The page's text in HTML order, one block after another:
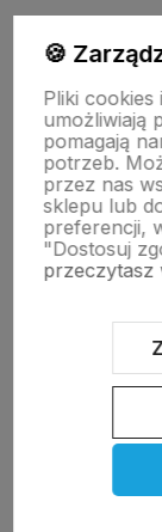
Moje konto
Pomoc
KOLEKCJE
Nasze marki
🍪
Pliki
umożliwiają
pomagają
potrzeb.
przez nas
sklepu lub
preferencji,
"Dostosuj
przeczytasz